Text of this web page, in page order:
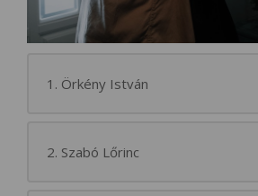
1. Örkény István
2. Szabó Lőrinc